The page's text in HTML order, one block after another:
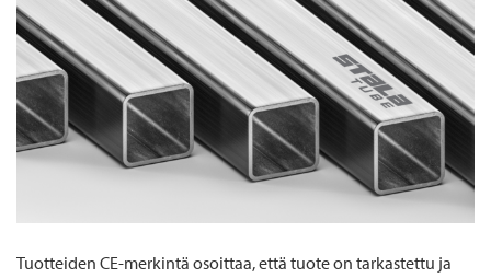
Tuotteiden CE-merkintä osoittaa, että tuote on tarkastettu ja